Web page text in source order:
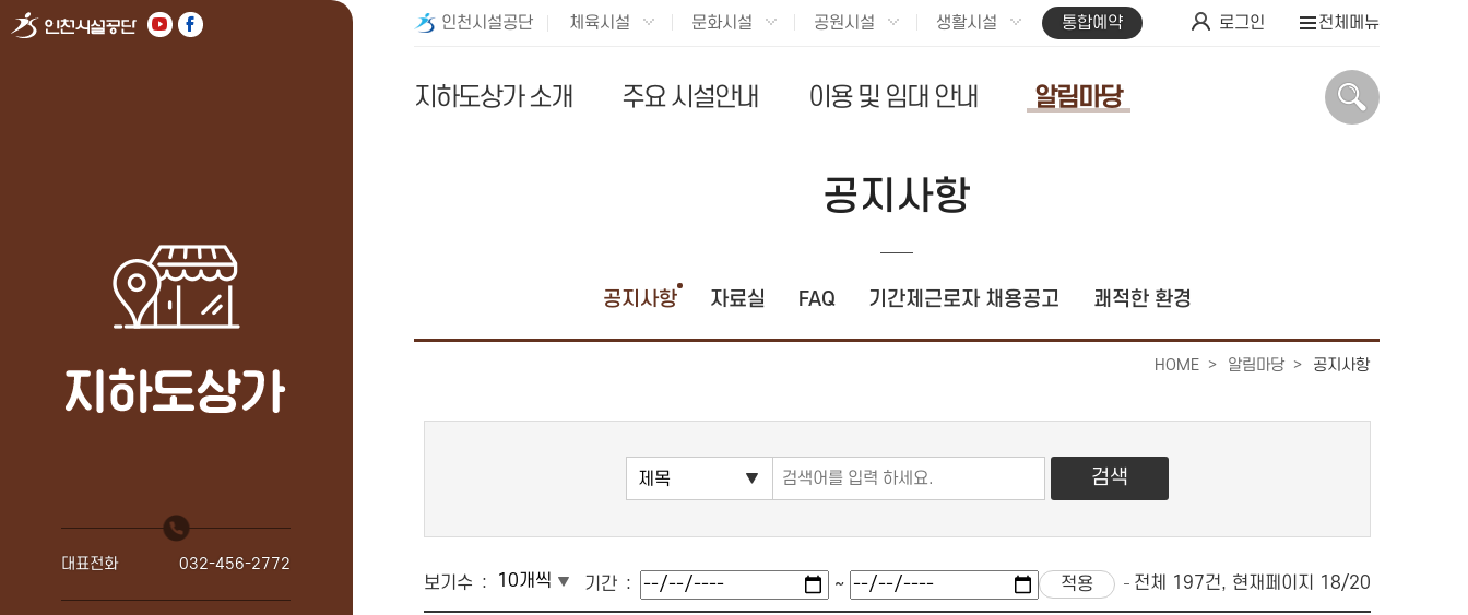
대표전화 032-456-2772
인천시설공단 체육시설 문화시설 공원시설 생활시설 통합예약 로그인 전체메뉴
지하도상가 소개 주요 시설안내 이용 및 임대 안내 알림마당
공지사항
공지사항 자료실 FAQ 기간제근로자 채용공고 쾌적한 환경
HOME 알림마당 공지사항
보기수 기간 ~ 전체 197건, 현재페이지 18/20